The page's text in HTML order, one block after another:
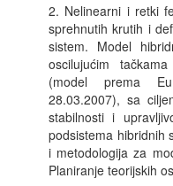
2. Nelinearni i retki
sprehnutih krutih i
sistem. Model
oscilujućim
(model prema
28.03.2007), sa
stabilnosti i
podsistema hibridnih
i metodologija za
Planiranje teorijskih